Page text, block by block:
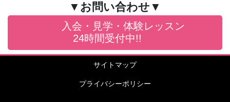
▼お問い合わせ▼
入会・見学・体験レッスン
24時間受付中!!
サイトマップ
プライバシーポリシー